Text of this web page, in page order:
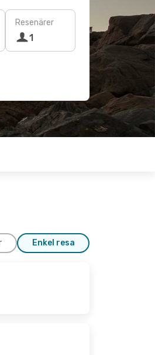
Resenärer
1
Enkel resa